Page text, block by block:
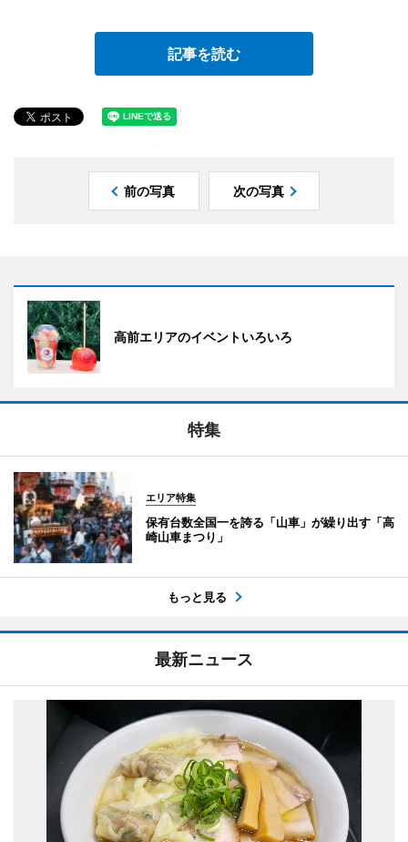
記事を読む
前の写真 次の写真
高前エリアのイベントいろいろ
特集
エリア特集
保有台数全国一を誇る「山車」が繰り出す「高
崎山車まつり」
もっと見る
最新ニュース